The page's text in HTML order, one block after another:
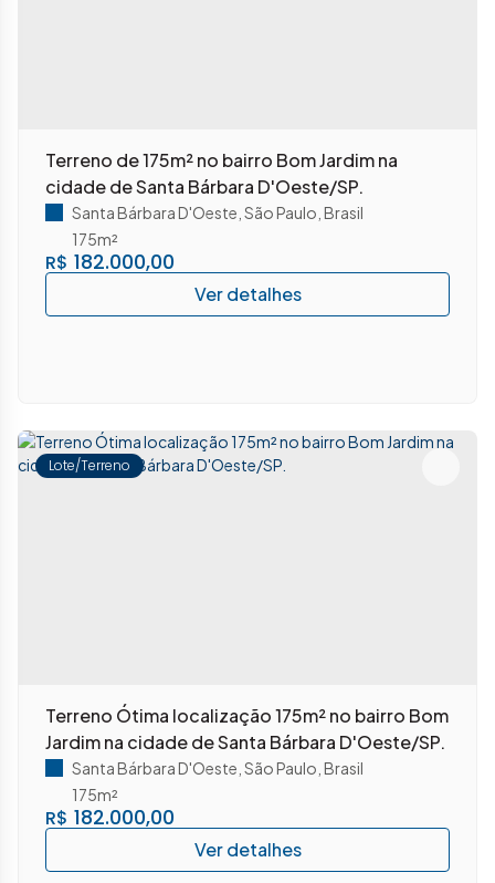
Terreno de 175m² no bairro Bom Jardim na
cidade de Santa Bárbara D'Oeste/SP.
R$ 182.000,00
Santa Bárbara D'Oeste São Paulo Brasil
175m²
Lote/Terreno
Terreno Ótima localização 175m² no bairro Bom
Jardim na cidade de Santa Bárbara D'Oeste/SP.
R$ 182.000,00
Santa Bárbara D'Oeste São Paulo Brasil
175m²